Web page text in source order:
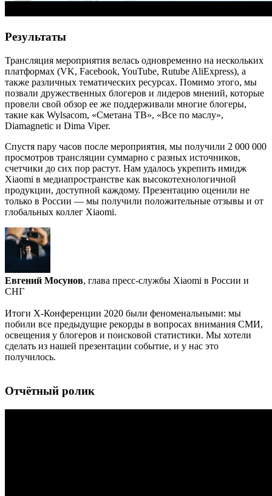
Результаты
Трансляция мероприятия велась одновременно на нескольких
платформах (VK, Facebook, YouTube, Rutube AliExpress), а
также различных тематических ресурсах. Помимо этого, мы
позвали дружественных блогеров и лидеров мнений, которые
провели свой обзор ее же поддерживали многие блогеры,
такие как Wylsacom, «Сметана ТВ», «Все по маслу»,
Diamagnetic и Dima Viper.
Спустя пару часов после мероприятия, мы получили 2 000 000
просмотров трансляции суммарно с разных источников,
счетчики до сих пор растут. Нам удалось укрепить имидж
Xiaomi в медиапространстве как высокотехнологичной
продукции, доступной каждому. Презентацию оценили не
только в России — мы получили положительные отзывы и от
глобальных коллег Xiaomi.
Евгений Мосунов, глава пресс-службы Xiaomi в России и
СНГ
Итоги X-Конференции 2020 были феноменальными: мы
побили все предыдущие рекорды в вопросах внимания СМИ,
освещения у блогеров и поисковой статистики. Мы хотели
сделать из нашей презентации событие, и у нас это
получилось.
Отчётный ролик